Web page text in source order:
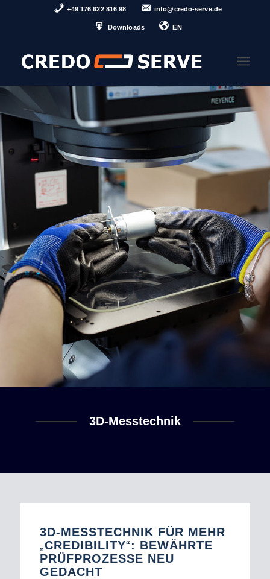
+49 176 622 816 98 info@credo-serve.de
Downloads EN
3D-Messtechnik
3D-MESSTECHNIK FÜR MEHR
„CREDIBILITY“: BEWÄHRTE
PRÜFPROZESSE NEU
GEDACHT